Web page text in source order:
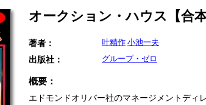
オークション・ハウス【合
著者： 叶精作 小池一夫
出版社： グループ・ゼロ
概要：
エドモンドオリバー社のマネージメントディ